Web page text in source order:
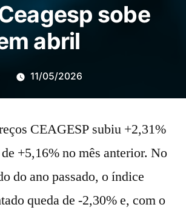
sobe
abril
11/05/2026
CEAGESP subiu +2,31%
+5,16% no mês anterior. No
do ano passado, o índice
queda de -2,30% e, com o